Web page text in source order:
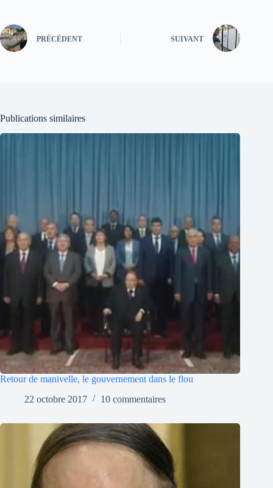
PRÉCÉDENT SUIVANT
Publications similaires
Retour de manivelle, le gouvernement dans le flou
22 octobre 2017
10 commentaires